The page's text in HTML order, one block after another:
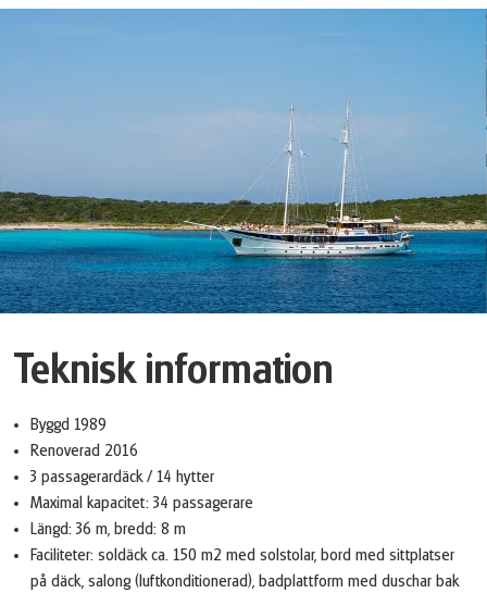
Teknisk information
Byggd 1989
Renoverad 2016
3 passagerardäck / 14 hytter
Maximal kapacitet: 34 passagerare
Längd: 36 m, bredd: 8 m
Faciliteter: soldäck ca. 150 m2 med solstolar, bord med sittplatser
på däck, salong (luftkonditionerad), badplattform med duschar bak